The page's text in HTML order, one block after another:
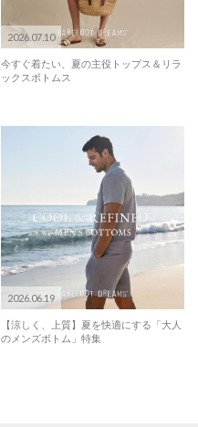
2026.07.10
今すぐ着たい、夏の主役トップス＆リラ
ックスボトムス
2026.06.19
【涼しく、上質】夏を快適にする「大人
のメンズボトム」特集